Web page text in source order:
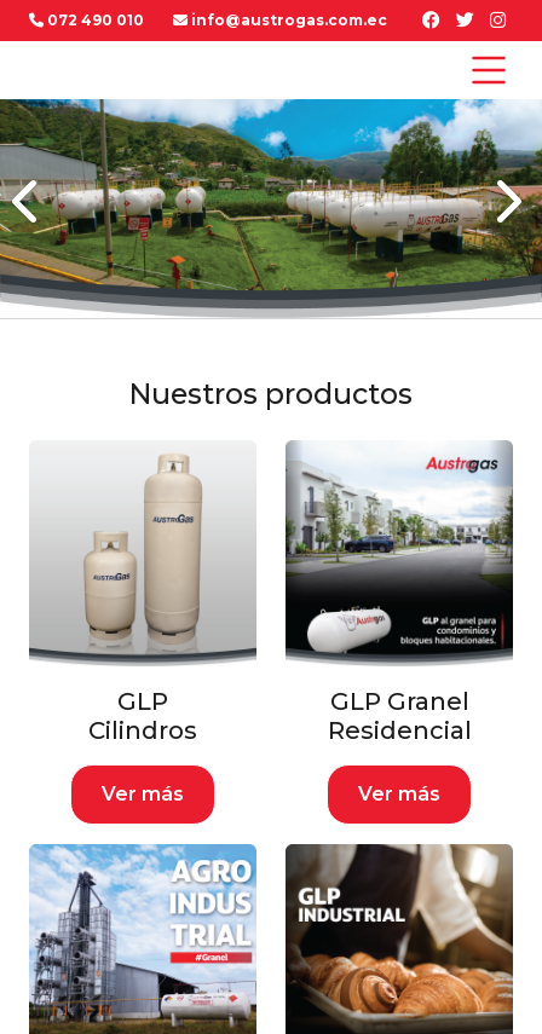
072 490 010 info@austrogas.com.ec
Nuestros productos
GLP
Cilindros
Ver más
GLP Granel
Residencial
Ver más